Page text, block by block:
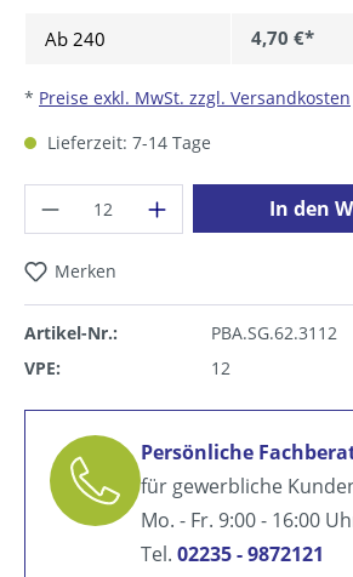
Ab 240 4,70 €*
* Preise exkl. MwSt. zzgl. Versandkosten
Lieferzeit: 7-14 Tage
Produkt Anzahl: GibIn den
Merken
Artikel-Nr.:
PBA.SG.62.3112
VPE:
12
Persönliche
für gewerbliche
Mo. - Fr. 9:00 - 16:00
Tel. 02235 - 9872121